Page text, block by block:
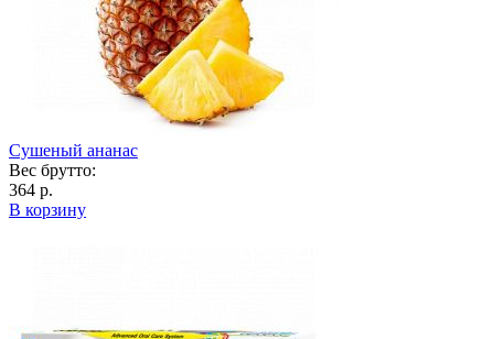
Сушеный ананас
Вес брутто:
364 р.
В корзину